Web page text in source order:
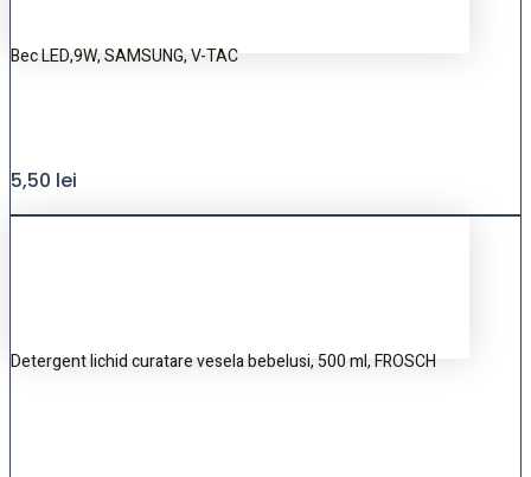
Bec LED,9W, SAMSUNG, V-TAC
5,50 lei
Detergent lichid curatare vesela bebelusi, 500 ml, FROSCH